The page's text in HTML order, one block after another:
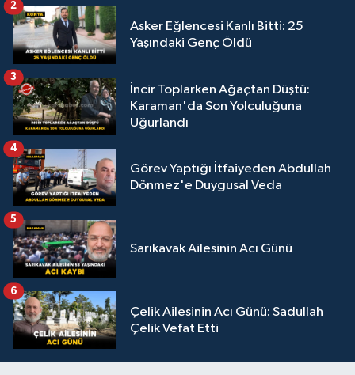
Asker Eğlencesi Kanlı Bitti: 25
Yaşındaki Genç Öldü
2
İncir Toplarken Ağaçtan Düştü:
Karaman'da Son Yolculuğuna
Uğurlandı
3
Görev Yaptığı İtfaiyeden Abdullah
Dönmez'e Duygusal Veda
4
Sarıkavak Ailesinin Acı Günü
5
Çelik Ailesinin Acı Günü: Sadullah
Çelik Vefat Etti
6